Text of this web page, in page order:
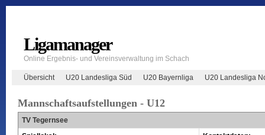
Ligamanager
Online Ergebnis- und Vereinsverwaltung im Schach
Übersicht U20 Landesliga Süd U20 Bayernliga U20 Landesliga
Mannschaftsaufstellungen - U12
TV Tegernsee